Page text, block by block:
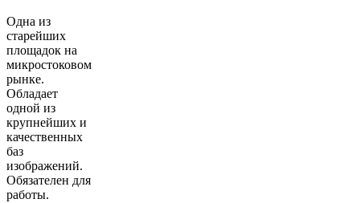
Одна из
старейших
площадок на
микростоковом
рынке.
Обладает
одной из
крупнейших и
качественных
баз
изображений.
Обязателен для
работы.